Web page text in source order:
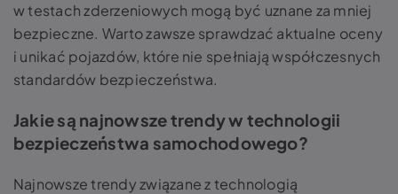
w testach zderzeniowych mogą być uznane za mniej
bezpieczne. Warto zawsze sprawdzać aktualne oceny
i unikać pojazdów, które nie spełniają współczesnych
standardów bezpieczeństwa.
Jakie są najnowsze trendy w technologii
bezpieczeństwa samochodowego?
Najnowsze trendy związane z technologią